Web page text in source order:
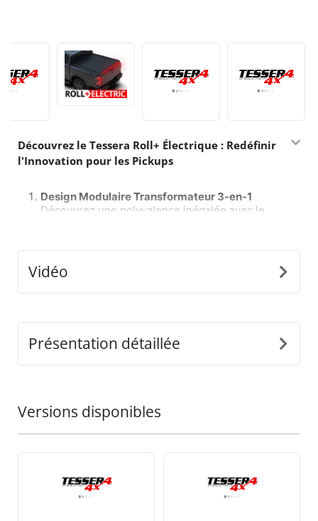
Découvrez le Tessera Roll+ Électrique : Redéfinir
l'Innovation pour les Pickups
Design Modulaire Transformateur 3-en-1
Découvrez une polyvalence inégalée avec le
électrique, et vice versa, sans avoir à remplacer
le système complet. Installez simplement notre
alimenté par intelligence artificielle. Ce système
lubrification des rails latéraux ou de diagnostics
de câblage et de moteur. Choisissez parmi
Vidéo
Présentation détaillée
Versions disponibles